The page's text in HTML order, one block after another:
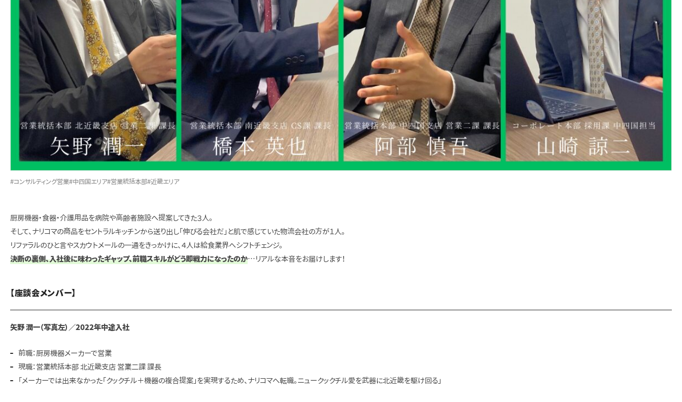
#コンサルティング営業#中四国エリア#営業統括本部#近畿エリア
厨房機器・食器・介護用品を病院や高齢者施設へ提案してきた３人。
そして、ナリコマの商品をセントラルキッチンから送り出し「伸びる会社だ」と肌で感じていた物流会社の方が１人。
リファラルのひと言やスカウトメールの一通をきっかけに、４人は給食業界へシフトチェンジ。
決断の裏側、入社後に味わったギャップ、前職スキルがどう即戦力になったのか…リアルな本音をお届けします！
【座談会メンバー】
矢野 潤一（写真左）／2022年中途入社
前職：厨房機器メーカーで営業
現職：営業統括本部 北近畿支店 営業二課 課長
「メーカーでは出来なかった「クックチル＋機器の複合提案」を実現するため、ナリコマへ転職。ニュークックチル愛を武器に北近畿を駆け回る」